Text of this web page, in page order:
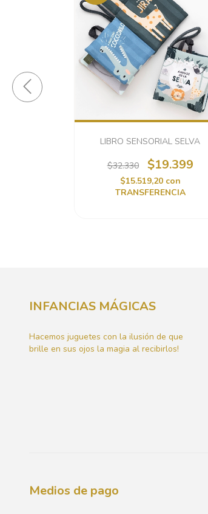
LIBRO SENSORIAL SELVA
$32.330 $19.399
$15.519,20 con
TRANSFERENCIA
INFANCIAS MÁGICAS
Hacemos juguetes con la ilusión de que
brille en sus ojos la magia al recibirlos!
Medios de pago